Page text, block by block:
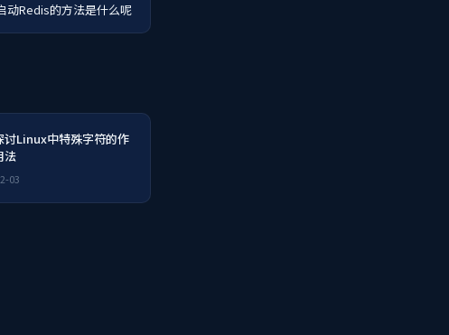
动Redis的方法是什么呢
讨Linux中特殊字符的作
法
03